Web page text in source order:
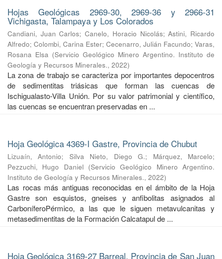
Hojas Geológicas 2969-30, 2969-36 y 2966-31
Vichigasta, Talampaya y Los Colorados
Candiani, Juan Carlos;Canelo, Horacio Nicolás;Astini, Ricardo
Alfredo; Colombi, Carina Ester; Cecenarro, Julián Facundo; Varas,
Rosana Elsa (Servicio Geológico Minero Argentino. Instituto de
Geología y Recursos Minerales., 2022)
La zona de trabajo se caracteriza por importantes depocentros
de sedimentitas triásicas que forman las cuencas de
Ischigualasto-Villa Unión. Por su valor patrimonial y cientíﬁco,
las cuencas se encuentran preservadas en ...
Hoja Geológica 4369-I Gastre, Provincia de Chubut
Lizuaín, Antonio; Silva Nieto, Diego G.; Márquez, Marcelo;
Pezzuchi, Hugo Daniel (Servicio Geológico Minero Argentino.
Instituto de Geología y Recursos Minerales., 2022)
Las rocas más antiguas reconocidas en el ámbito de la Hoja
Gastre son esquistos, gneises y anfibolitas asignados al
CarboníferoPérmico, a las que le siguen metavulcanitas y
metasedimentitas de la Formación Calcatapul de ...
Hoja Geológica 3169-27 Barreal, Provincia de San Juan